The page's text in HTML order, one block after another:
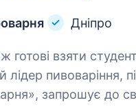
Дніпро
готові взяти
запрошує до